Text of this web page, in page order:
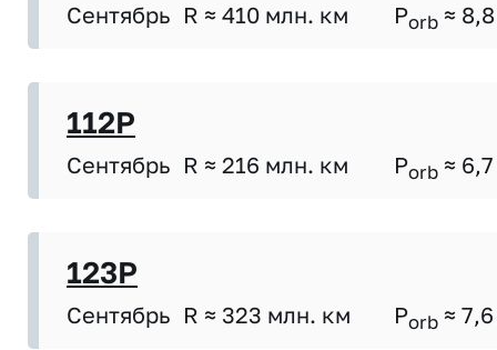
Сентябрь R ≈ 410 млн. км Porb ≈ 8,8
112P
Сентябрь R ≈ 216 млн. км Porb ≈ 6,7
123P
Сентябрь R ≈ 323 млн. км Porb ≈ 7,6